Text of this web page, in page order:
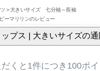
大きいサイズ 七分袖～長袖
ーマリリンのレビュー
プス | 大きいサイズの
くと1件につき100ポ